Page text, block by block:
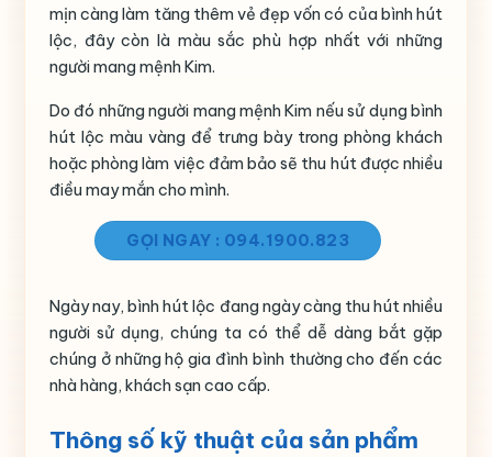
mịn càng làm tăng thêm vẻ đẹp vốn có của bình hút
lộc, đây còn là màu sắc phù hợp nhất với những
người mang mệnh Kim.
Do đó những người mang mệnh Kim nếu sử dụng bình
hút lộc màu vàng để trưng bày trong phòng khách
hoặc phòng làm việc đảm bảo sẽ thu hút được nhiều
điều may mắn cho mình.
GỌI NGAY : 094.1900.823
Ngày nay, bình hút lộc đang ngày càng thu hút nhiều
người sử dụng, chúng ta có thể dễ dàng bắt gặp
chúng ở những hộ gia đình bình thường cho đến các
nhà hàng, khách sạn cao cấp.
Thông số kỹ thuật của sản phẩm